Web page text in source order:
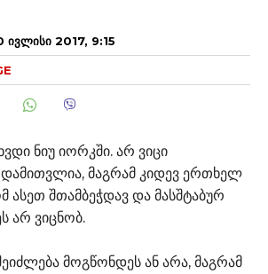
ᲘᲕᲚᲘᲡᲘ 2017, 9:15
ნიუ იორკში. არ ვიცი
მაგრამ კიდევ ერთხელ
ასეთ შთამბეჭდავ და მასშტაბურ
არ ვიცნობ.
მოგწონდეს ან არა, მაგრამ